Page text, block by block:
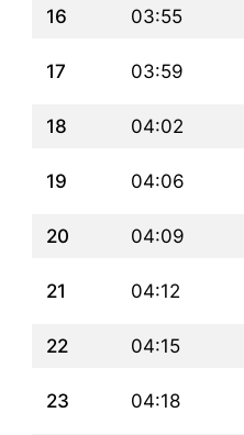
16 03:55
17 03:59
18 04:02
19 04:06
20 04:09
21 04:12
22 04:15
23 04:18